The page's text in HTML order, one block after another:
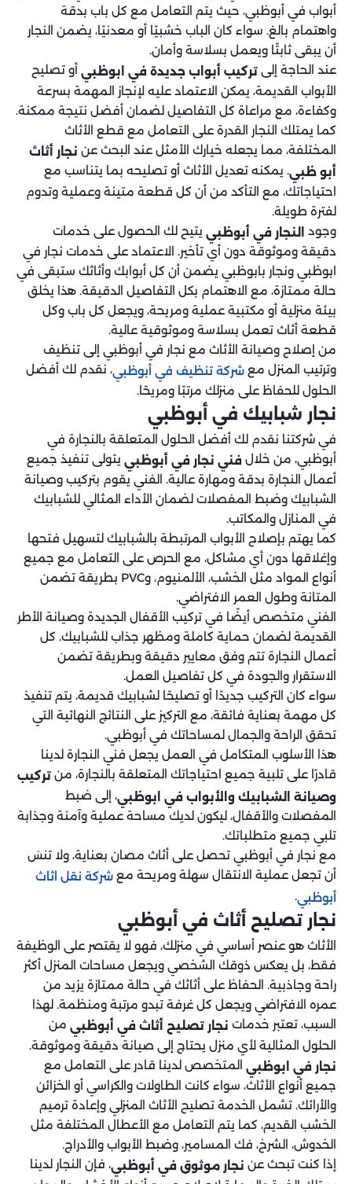
أبواب في أبوظبي، حيث يتم التعامل مع كل باب بدقة
واهتمام بالغ. سواء كان الباب خشبيًا أو معدنيًا، يضمن النجار
أن يبقى ثابتًا ويعمل بسلاسة وأمان.
عند الحاجة إلى تركيب أبواب جديدة في ابوظبي أو تصليح
الأبواب القديمة، يمكن الاعتماد عليه لإنجاز المهمة بسرعة
وكفاءة، مع مراعاة كل التفاصيل لضمان أفضل نتيجة ممكنة.
كما يمتلك النجار القدرة على التعامل مع قطع الأثاث
المختلفة، مما يجعله خيارك الأمثل عند البحث عن نجار أثاث
أبو ظبي. يمكنه تعديل الأثاث أو تصليحه بما يتناسب مع
احتياجاتك، مع التأكد من أن كل قطعة متينة وعملية وتدوم
لفترة طويلة.
وجود النجار في أبوظبي يتيح لك الحصول على خدمات
دقيقة وموثوقة دون أي تأخير. الاعتماد على خدمات نجار في
ابوظبي ونجار بابوظبي يضمن أن كل أبوابك وأثاثك ستبقى في
حالة ممتازة، مع الاهتمام بكل التفاصيل الدقيقة. هذا يخلق
بيئة منزلية أو مكتبية عملية ومريحة، ويجعل كل باب وكل
قطعة أثاث تعمل بسلاسة وموثوقية عالية.
من إصلاح وصيانة الأثاث مع نجار في أبوظبي إلى تنظيف
وترتيب المنزل مع شركة تنظيف في أبوظبي، نقدم لك أفضل
الحلول للحفاظ على منزلك مرتبًا ومريحًا.
نجار شبابيك في أبوظبي
في شركتنا نقدم لك أفضل الحلول المتعلقة بالنجارة في
أبوظبي، من خلال فني نجار في أبوظبي يتولى تنفيذ جميع
أعمال النجارة بدقة ومهارة عالية. الفني يقوم بتركيب وصيانة
الشبابيك وضبط المفصلات لضمان الأداء المثالي للشبابيك
في المنازل والمكاتب.
كما يهتم بإصلاح الأبواب المرتبطة بالشبابيك لتسهيل فتحها
وإغلاقها دون أي مشاكل، مع الحرص على التعامل مع جميع
أنواع المواد مثل الخشب، الألمنيوم، وPVC بطريقة تضمن
المتانة وطول العمر الافتراضي.
الفني متخصص أيضًا في تركيب الأقفال الجديدة وصيانة الأطر
القديمة لضمان حماية كاملة ومظهر جذاب للشبابيك. كل
أعمال النجارة تتم وفق معايير دقيقة وبطريقة تضمن
الاستقرار والجودة في كل تفاصيل العمل.
سواء كان التركيب جديدًا أو تصليحًا لشبابيك قديمة، يتم تنفيذ
كل مهمة بعناية فائقة، مع التركيز على النتائج النهائية التي
تحقق الراحة والجمال لمساحاتك في أبوظبي.
هذا الأسلوب المتكامل في العمل يجعل فني النجارة لدينا
قادرًا على تلبية جميع احتياجاتك المتعلقة بالنجارة، من تركيب
وصيانة الشبابيك والأبواب في ابوظبي، إلى ضبط
المفصلات والأقفال، ليكون لديك مساحة عملية وآمنة وجذابة
تلبي جميع متطلباتك.
مع نجار في أبوظبي تحصل على أثاث مصان بعناية، ولا تنسَ
أن تجعل عملية الانتقال سهلة ومريحة مع شركة نقل اثاث
أبوظبي.
نجار تصليح أثاث في أبوظبي
الأثاث هو عنصر أساسي في منزلك، فهو لا يقتصر على الوظيفة
فقط، بل يعكس ذوقك الشخصي ويجعل مساحات المنزل أكثر
راحة وجاذبية. الحفاظ على أثاثك في حالة ممتازة يزيد من
عمره الافتراضي ويجعل كل غرفة تبدو مرتبة ومنظمة. لهذا
السبب، تعتبر خدمات نجار تصليح أثاث في أبوظبي من
الحلول المثالية لأي منزل يحتاج إلى صيانة دقيقة وموثوقة.
نجار في ابوظبي المتخصص لدينا قادر على التعامل مع
جميع أنواع الأثاث، سواء كانت الطاولات والكراسي أو الخزائن
والأرائك. تشمل الخدمة تصليح الأثاث المنزلي وإعادة ترميم
الخشب القديم، كما يتم التعامل مع الأعطال المختلفة مثل
الخدوش، الشرخ، فك المسامير، وضبط الأبواب والأدراج.
إذا كنت تبحث عن نجار موثوق في أبوظبي، فإن النجار لدينا